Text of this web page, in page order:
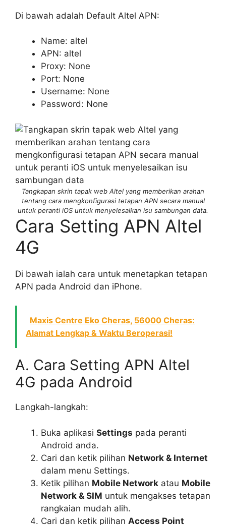
Di bawah adalah Default Altel APN:
Name: altel
APN: altel
Proxy: None
Port: None
Username: None
Password: None
Tangkapan skrin tapak web Altel yang memberikan arahan
tentang cara mengkonfigurasi tetapan APN secara manual
untuk peranti iOS untuk menyelesaikan isu sambungan data.
Cara Setting APN Altel
4G
Di bawah ialah cara untuk menetapkan tetapan
APN pada Android dan iPhone.
Maxis Centre Eko Cheras, 56000 Cheras:
Alamat Lengkap & Waktu Beroperasi!
A. Cara Setting APN Altel
4G pada Android
Langkah-langkah:
Buka aplikasi Settings pada peranti
Android anda.
Cari dan ketik pilihan Network & Internet
dalam menu Settings.
Ketik pilihan Mobile Network atau Mobile
Network & SIM untuk mengakses tetapan
rangkaian mudah alih.
Cari dan ketik pilihan Access Point